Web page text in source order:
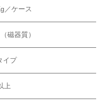
／ケース
磁器質）
イプ
上